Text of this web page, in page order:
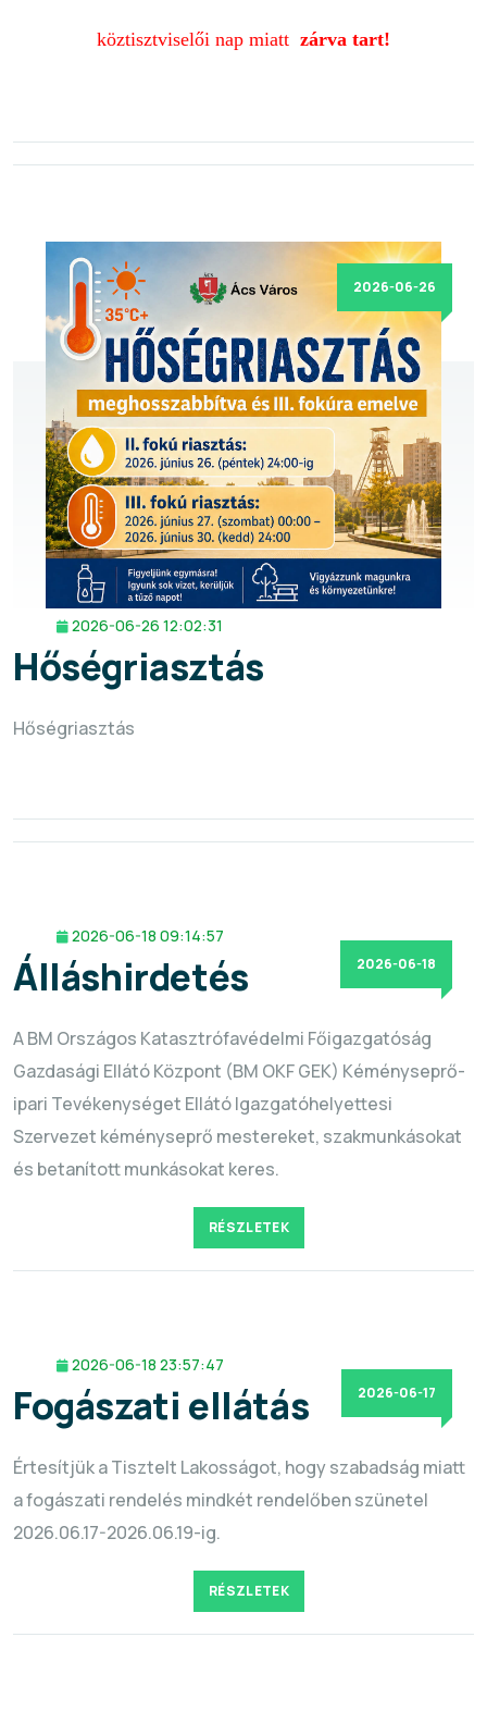
köztisztviselői nap miatt zárva tart!
2026-06-26
2026-06-26 12:02:31
Hőségriasztás
Hőségriasztás
2026-06-18
2026-06-18 09:14:57
Álláshirdetés
A BM Országos Katasztrófavédelmi Főigazgatóság
Gazdasági Ellátó Központ (BM OKF GEK) Kéményseprő-
ipari Tevékenységet Ellátó Igazgatóhelyettesi
Szervezet kéményseprő mestereket, szakmunkásokat
és betanított munkásokat keres.
RÉSZLETEK
2026-06-17
2026-06-18 23:57:47
Fogászati ellátás
Értesítjük a Tisztelt Lakosságot, hogy szabadság miatt
a fogászati rendelés mindkét rendelőben szünetel
2026.06.17-2026.06.19-ig.
RÉSZLETEK